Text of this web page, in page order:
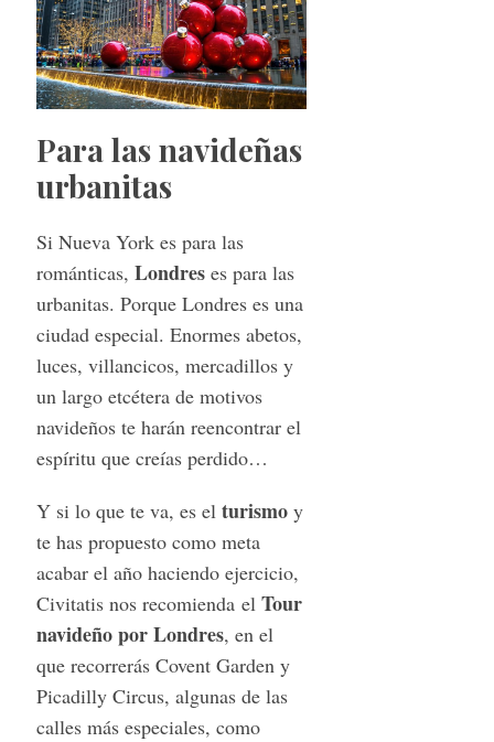
Para las navideñas
urbanitas
Si Nueva York es para las
románticas, Londreses para las
urbanitas. Porque Londres es una
ciudad especial. Enormes abetos,
luces, villancicos, mercadillos y
un largo etcétera de motivos
navideños te harán reencontrar el
espíritu que creías perdido…
Y si lo que te va, es el turismoy
te has propuesto como meta
acabar el año haciendo ejercicio,
Civitatis nos recomienda el Tour
navideño por Londres, en el
que recorrerás Covent Garden y
Picadilly Circus, algunas de las
calles más especiales, como